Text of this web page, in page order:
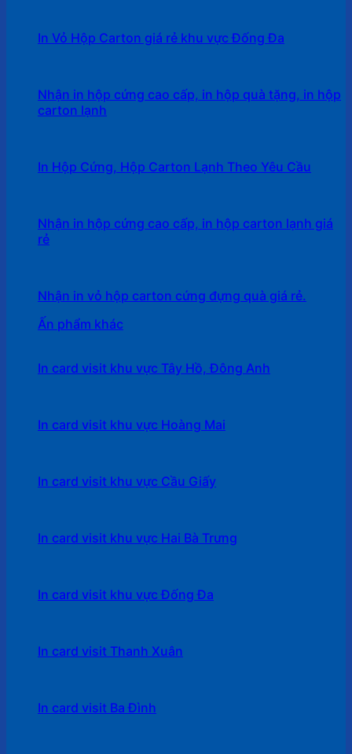
In Vỏ Hộp Carton giá rẻ khu vực Đống Đa
Nhận in hộp cứng cao cấp, in hộp quà tặng, in hộp
carton lạnh
In Hộp Cứng, Hộp Carton Lạnh Theo Yêu Cầu
Nhận in hộp cứng cao cấp, in hộp carton lạnh giá
rẻ
Nhận in vỏ hộp carton cứng đựng quà giá rẻ.
Ấn phẩm khác
In card visit khu vực Tây Hồ, Đông Anh
In card visit khu vực Hoàng Mai
In card visit khu vực Cầu Giấy
In card visit khu vực Hai Bà Trưng
In card visit khu vực Đống Đa
In card visit Thanh Xuân
In card visit Ba Đình